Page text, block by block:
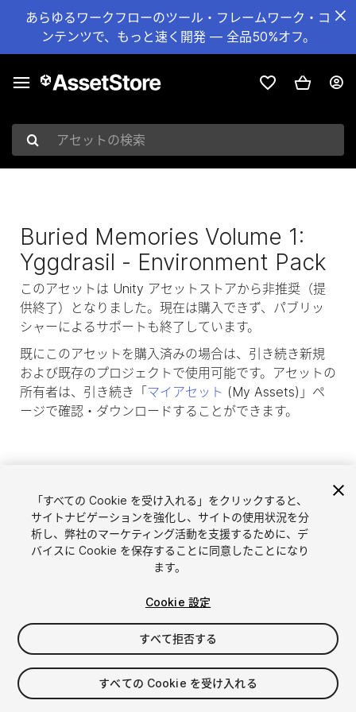
あらゆるワークフローのツール・フレームワーク・コ
ンテンツで、もっと速く開発 — 全品50%オフ。
アセットの検索
Buried Memories Volume 1:
Yggdrasil - Environment Pack
このアセットは Unity アセットストアから非推奨（提
供終了）となりました。現在は購入できず、パブリッ
シャーによるサポートも終了しています。
既にこのアセットを購入済みの場合は、引き続き新規
および既存のプロジェクトで使用可能です。アセットの
所有者は、引き続き「 マイアセット (My Assets)」ペ
ージで確認・ダウンロードすることができます。
English
简体中文
한국어
日本語
アセットを販売
販売審査ガイドライン
Asset Store Tools
パブリッシャー管理画面
「すべての Cookie を受け入れる」をクリックすると、
サイトナビゲーションを強化し、サイトの使用状況を分
析し、弊社のマーケティング活動を支援するために、デ
バイスに Cookie を保存することに同意したことになり
ます。
Cookie 設定
すべて拒否する
すべての Cookie を受け入れる